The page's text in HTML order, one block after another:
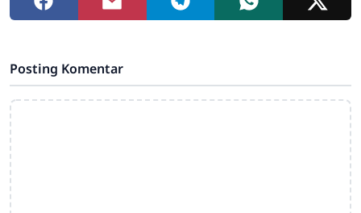
Posting Komentar